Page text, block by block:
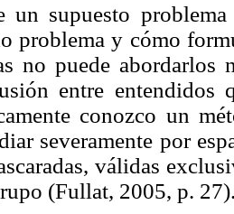
un supuesto
problema y cómo
no puede
entre entendidos
conozco un
severamente por
válidas
(Fullat, 2005, p.